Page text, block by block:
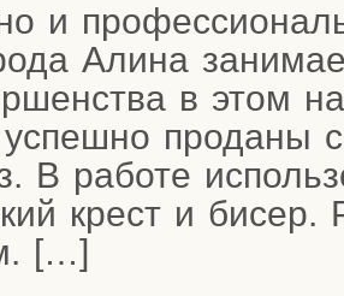
и
Али­на
в этом
про­да­ны
В рабо­те
крест и
[…]